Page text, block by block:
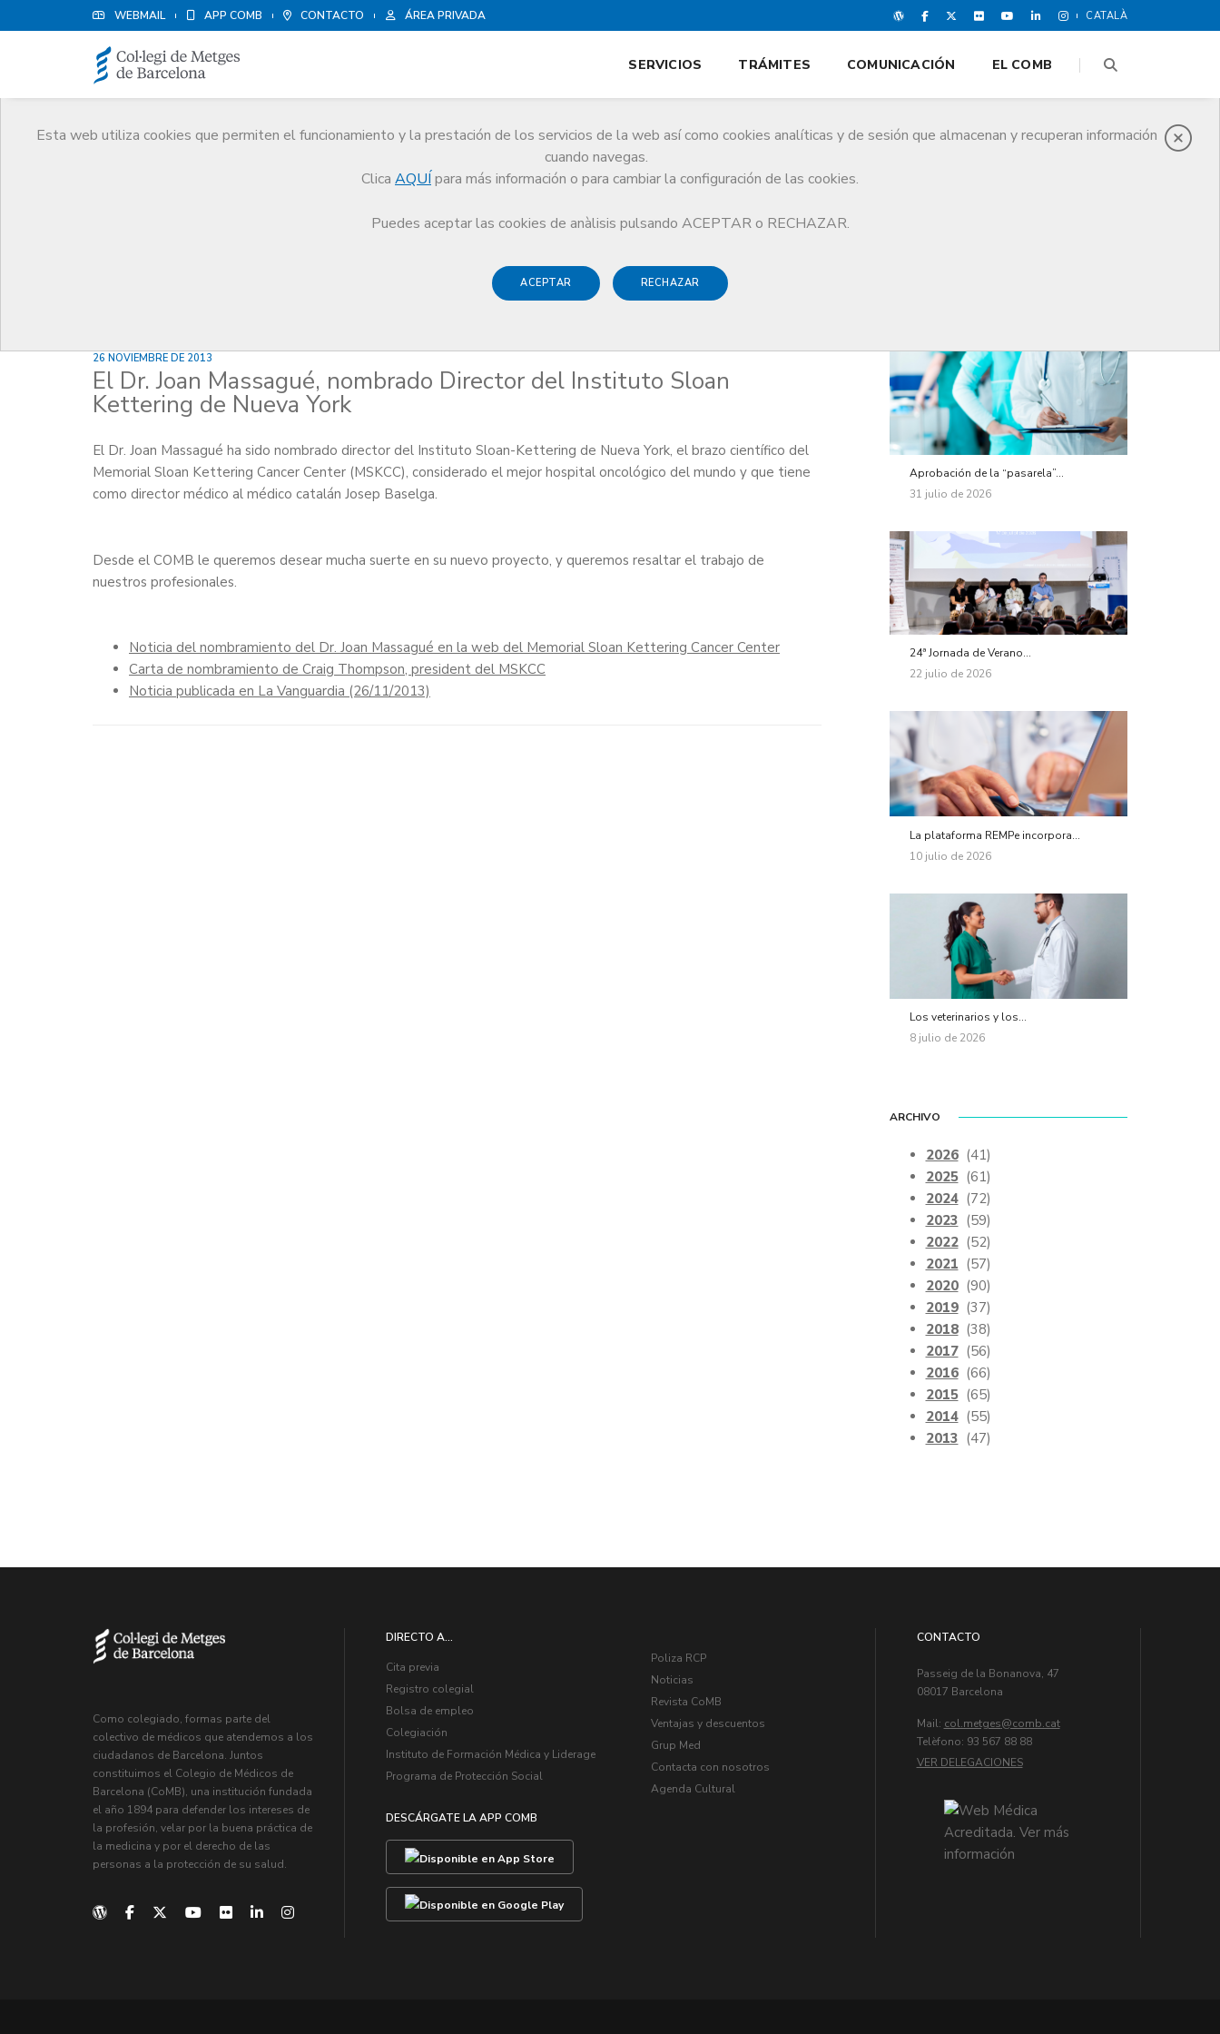
WEBMAIL APP COMB CONTACTO ÁREA PRIVADA CATALÀ
Esta web utiliza cookies que permiten el funcionamiento y la prestación de los servicios de la web así como cookies analíticas y de sesión que almacenan y recuperan información
cuando navegas.
Clica AQUÍ para más información o para cambiar la configuración de las cookies.
Puedes aceptar las cookies de anàlisis pulsando ACEPTAR o RECHAZAR.
ACEPTAR RECHAZAR
SERVICIOS TRÁMITES COMUNICACIÓN EL COMB
El Dr. Joan Massagué, nombrado Director del Instituto Sloan Kettering de Nueva York
26 NOVIEMBRE DE 2013
El Dr. Joan Massagué, nombrado Director del Instituto Sloan
Kettering de Nueva York
El Dr. Joan Massagué ha sido nombrado director del Instituto Sloan-Kettering de Nueva York, el brazo científico del
Memorial Sloan Kettering Cancer Center (MSKCC), considerado el mejor hospital oncológico del mundo y que tiene
como director médico al médico catalán Josep Baselga.
Desde el COMB le queremos desear mucha suerte en su nuevo proyecto, y queremos resaltar el trabajo de
nuestros profesionales.
Noticia del nombramiento del Dr. Joan Massagué en la web del Memorial Sloan Kettering Cancer Center
Carta de nombramiento de Craig Thompson, president del MSKCC
Noticia publicada en La Vanguardia (26/11/2013)
Aprobación de la “pasarela”...
31 julio de 2026
24ª Jornada de Verano...
22 julio de 2026
La plataforma REMPe incorpora...
10 julio de 2026
Los veterinarios y los...
8 julio de 2026
ARCHIVO
2026 (41)
2025 (61)
2024 (72)
2023 (59)
2022 (52)
2021 (57)
2020 (90)
2019 (37)
2018 (38)
2017 (56)
2016 (66)
2015 (65)
2014 (55)
2013 (47)
Como colegiado, formas parte del
colectivo de médicos que atendemos a los
ciudadanos de Barcelona. Juntos
constituimos el Colegio de Médicos de
Barcelona (CoMB), una institución fundada
el año 1894 para defender los intereses de
la profesión, velar por la buena práctica de
la medicina y por el derecho de las
personas a la protección de su salud.
DIRECTO A...
Cita previa
Registro colegial
Bolsa de empleo
Colegiación
Instituto de Formación Médica y Liderage
Programa de Protección Social
DESCÁRGATE LA APP COMB
Poliza RCP
Noticias
Revista CoMB
Ventajas y descuentos
Grup Med
Contacta con nosotros
Agenda Cultural
CONTACTO
Passeig de la Bonanova, 47
08017 Barcelona
Mail: col.metges
Telèfono: 93 567 88 88
VER DELEGACIONES